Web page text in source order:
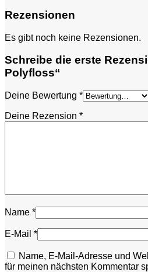
Rezensionen
Es gibt noch keine Rezensionen.
Schreibe die erste
Polyfloss“
Deine Bewertung *
Deine Rezension *
Name *
E-Mail *
Name, E-Mail-Adresse und
für meinen nächsten Kommentar